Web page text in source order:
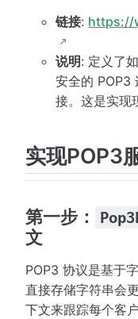
链接: https://
说明: 定义了
安全的 POP3
接。这是实现
实现POP3
第一步：
文
POP3 协议是基于
直接存储字符串会
下文来跟踪每个客